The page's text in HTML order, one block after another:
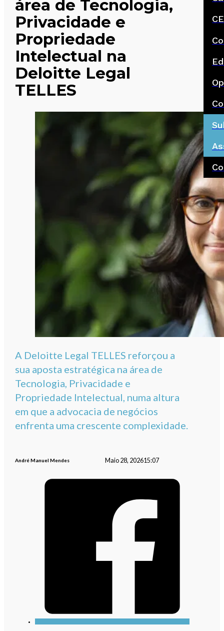
área de Tecnologia,
Privacidade e
Propriedade
Intelectual na
Deloitte Legal
TELLES
A Deloitte Legal TELLES reforçou a
sua aposta estratégica na área de
Tecnologia, Privacidade e
Propriedade Intelectual, numa altura
em que a advocacia de negócios
enfrenta uma crescente complexidade.
André Manuel Mendes Maio 28, 202615:07